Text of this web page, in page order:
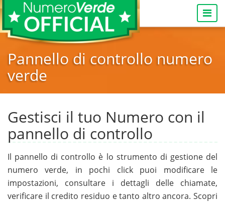
Pannello di controllo numero
verde
Gestisci il tuo Numero con il
pannello di controllo
Il pannello di controllo è lo strumento di gestione del
numero verde, in pochi click puoi modificare le
impostazioni, consultare i dettagli delle chiamate,
verificare il credito residuo e tanto altro ancora. Scopri